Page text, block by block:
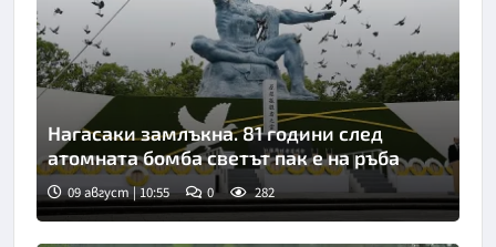
Снимка: Киодо
Нагасаки замлъкна. 81 години след
атомната бомба светът пак е на ръба
09 август | 10:55 0 282